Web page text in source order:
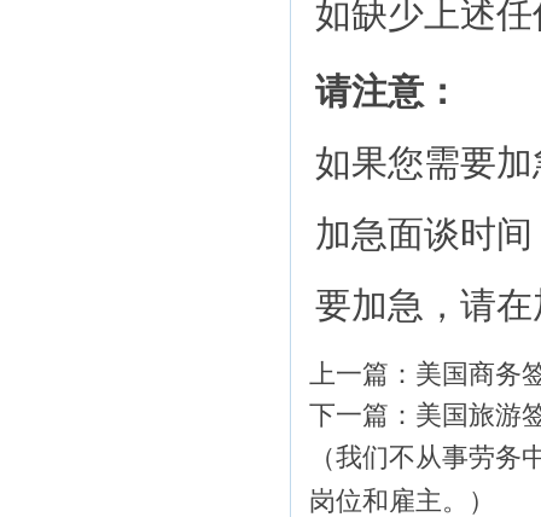
如缺少上述
请注意：
如果您需要
加急面谈时
要加急，请
上一篇： 美国商务
下一篇： 美国旅游
（我们不从事劳
岗位和雇主。）